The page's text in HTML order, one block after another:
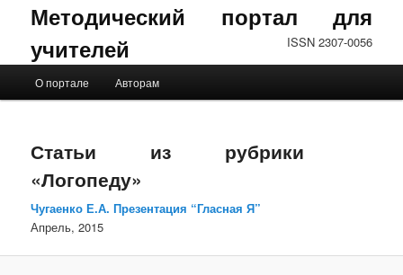
Методический портал для
учителей
ISSN 2307-0056
Перейти к основному содержимому
Перейти к дополнительному содержимому
О портале Авторам
Статьи из рубрики
«Логопеду»
Чугаенко Е.А. Презентация “Гласная Я”
Апрель, 2015